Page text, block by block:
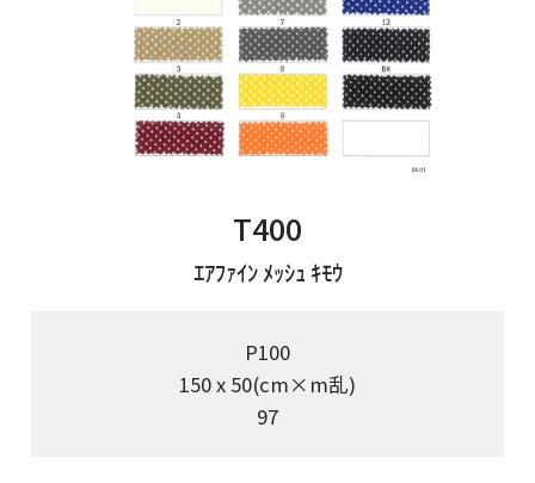
T400
ｴｱﾌｧｲﾝ ﾒｯｼｭ ｷﾓｳ
P100
150 x 50(cm×m乱)
97